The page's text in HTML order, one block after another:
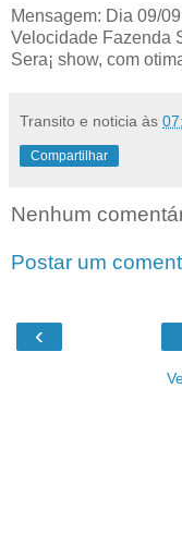
Mensagem: Dia 09/
Velocidade Fazenda
Sera¡ show, com
Transito e noticia às
Compartilhar
Nenhum
Postar um
‹